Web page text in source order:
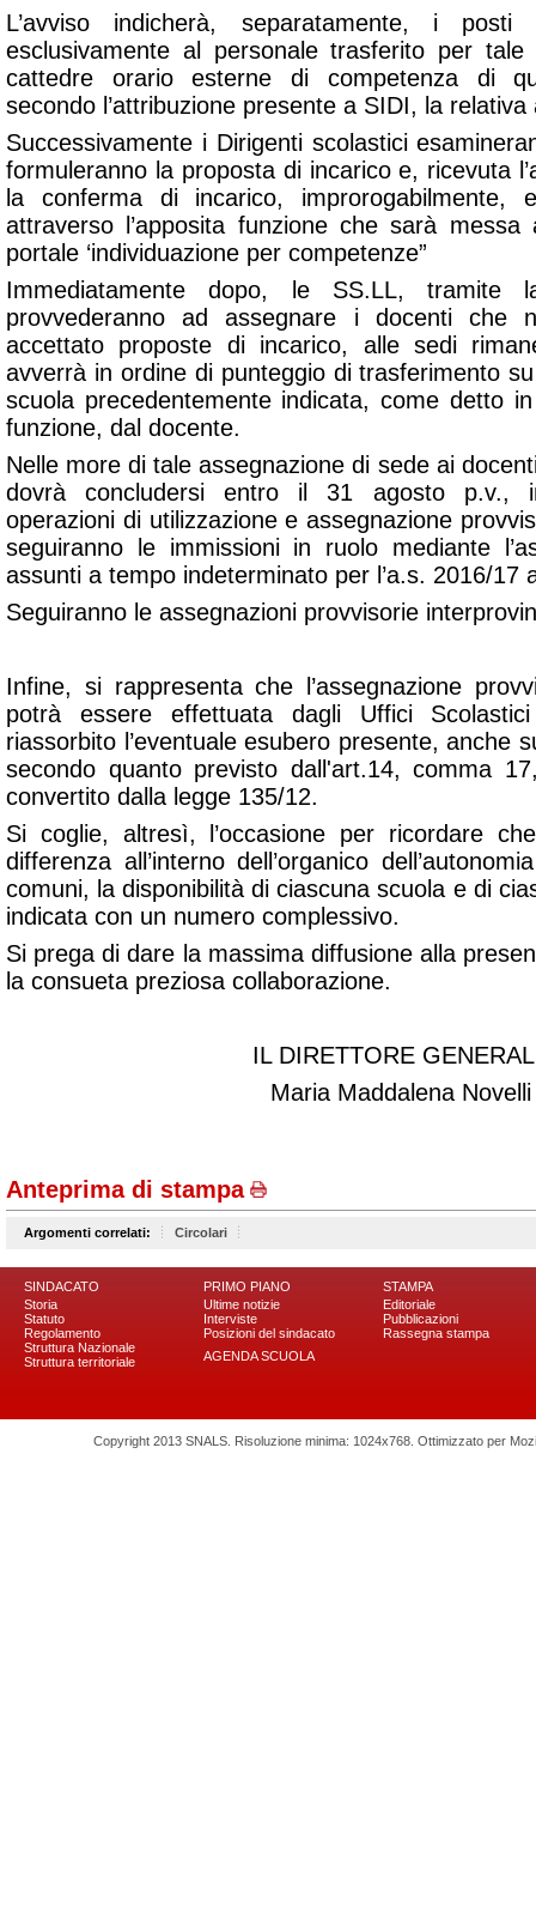
L’avviso indicherà, separatamente, i
esclusivamente al personale trasferito per
cattedre orario esterne di competenza di
secondo l’attribuzione presente a SIDI, la relativa
Successivamente i Dirigenti scolastici
formuleranno la proposta di incarico e, ricevuta
la conferma di incarico,
attraverso l’apposita funzione che sarà
portale ‘individuazione per competenze”
Immediatamente dopo, le SS.LL, tramite
provvederanno ad assegnare i docenti che
accettato proposte di incarico, alle sedi
avverrà in ordine di punteggio di trasferimento
scuola precedentemente indicata, come detto in
funzione, dal docente.
Nelle more di tale assegnazione di sede ai
dovrà concludersi entro il 31 agosto p.v.,
operazioni di utilizzazione e assegnazione
seguiranno le immissioni in ruolo mediante
assunti a tempo indeterminato per l’a.s. 2016/17
Seguiranno le assegnazioni provvisorie
Infine, si rappresenta che l’assegnazione
potrà essere effettuata dagli Uffici
riassorbito l’eventuale esubero presente, anche
secondo quanto previsto dall'art.14, comma
convertito dalla legge 135/12.
Si coglie, altresì, l’occasione per ricordare
differenza all’interno dell’organico
comuni, la disponibilità di ciascuna scuola e di
indicata con un numero complessivo.
Si prega di dare la massima diffusione alla
la consueta preziosa collaborazione.
IL DIRETTORE
Maria Maddalena Novelli
Anteprima di stampa
Argomenti correlati: Circolari
SINDACATO
Storia
Statuto
Regolamento
Struttura Nazionale
Struttura territoriale
PRIMO PIANO
Ultime notizie
Interviste
Posizioni del sindacato
AGENDA SCUOLA
STAMPA
Editoriale
Pubblicazioni
Rassegna stampa
Copyright 2013 SNALS. Risoluzione minima: 1024x768. Ottimizzato per